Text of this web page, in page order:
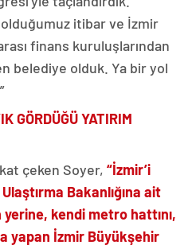
itibar ve İzmir
finans kuruluşlarından
belediye olduk. Ya bir yol
GÖRDÜĞÜ YATIRIM
çeken Soyer, “İzmir’i
Bakanlığına ait
yerine, kendi metro hattını,
yapan İzmir Büyükşehir